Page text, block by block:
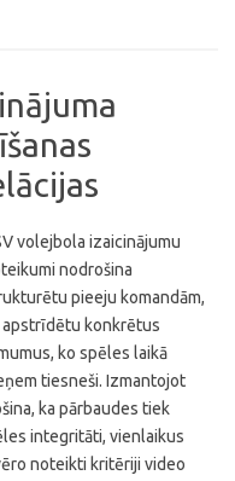
volejbola izaicinājumu
nodrošina
pieeju komandām,
apstrīdētu konkrētus
ko spēles laikā
tiesneši. Izmantojot
ka pārbaudes tiek
integritāti, vienlaikus
noteikti kritēriji video